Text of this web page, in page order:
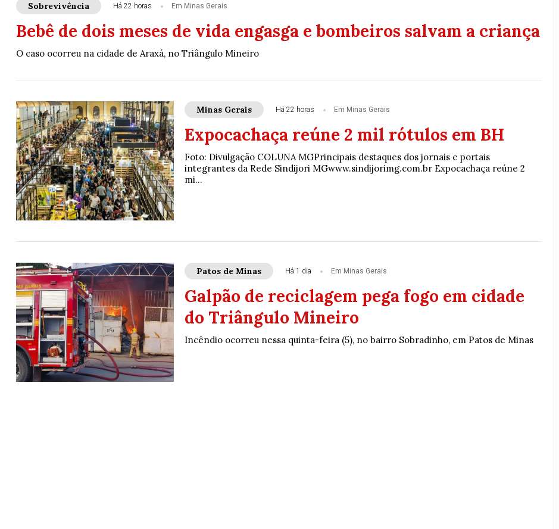
Sobrevivência Há 22 horas Em Minas Gerais
Bebê de dois meses de vida engasga e bombeiros salvam a criança
O caso ocorreu na cidade de Araxá, no Triângulo Mineiro
Minas Gerais Há 22 horas Em Minas Gerais
Expocachaça reúne 2 mil rótulos em BH
Foto: Divulgação COLUNA MGPrincipais destaques dos jornais e portais
integrantes da Rede Sindijori MGwww.sindijorimg.com.br Expocachaça reúne 2
mi...
Patos de Minas Há 1 dia Em Minas Gerais
Galpão de reciclagem pega fogo em cidade
do Triângulo Mineiro
Incêndio ocorreu nessa quinta-feira (5), no bairro Sobradinho, em Patos de Minas